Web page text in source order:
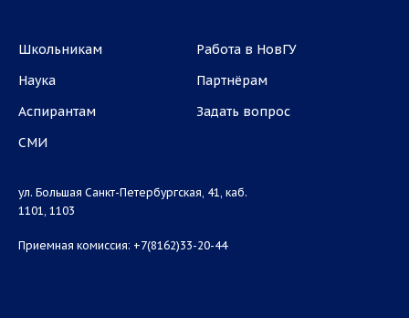
Школьникам
Наука
Аспирантам
СМИ
Работа в НовГУ
Партнёрам
Задать вопрос
ул. Большая Санкт-Петербургская, 41, каб.
1101, 1103
Приемная комиссия: +7(8162)33-20-44